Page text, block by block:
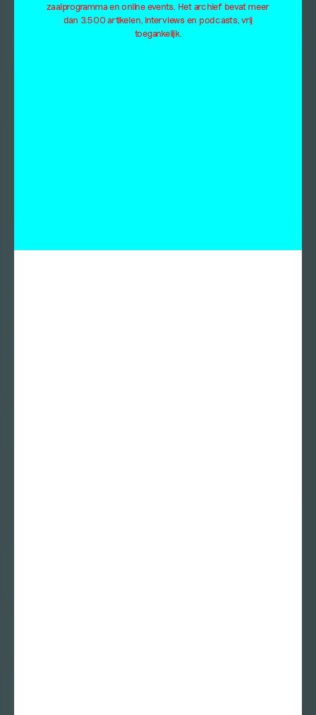
zaalprogramma en online events. Het archief bevat meer
dan 3.500 artikelen, interviews en podcasts, vrij
toegankelijk.